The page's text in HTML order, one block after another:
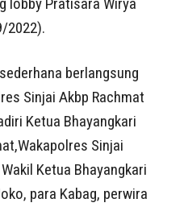
2022).
berlangsung
Sinjai Akbp Rachmat
Ketua Bhayangkari
Sinjai
Ketua Bhayangkari
para Kabag, perwira